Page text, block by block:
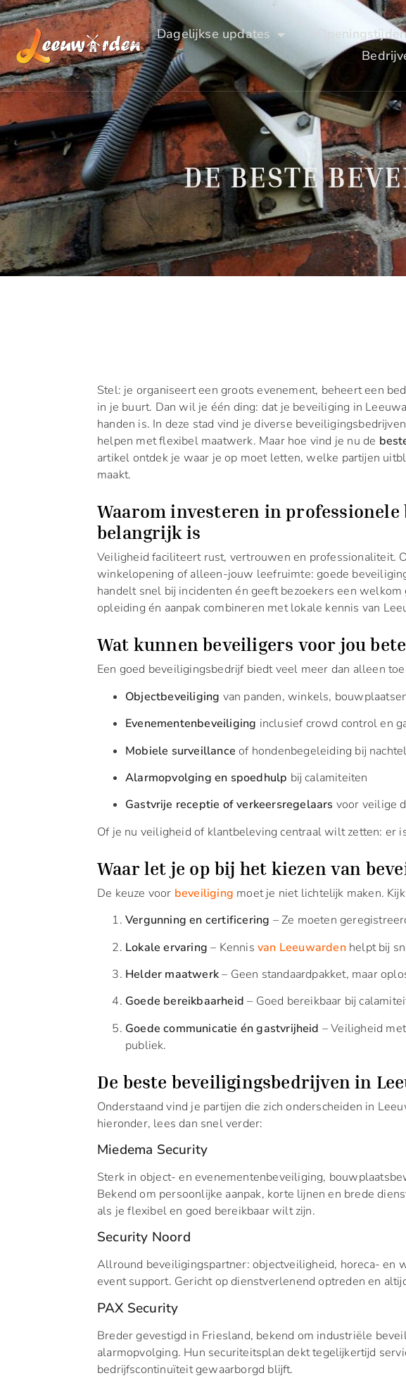
Dagelijkse updates
DE BESTE
Stel: je organiseert een groots evenement, beheert een
in je buurt. Dan wil je één ding: dat je beveiliging in
handen is. In deze stad vind je diverse
helpen met flexibel maatwerk. Maar hoe vind je nu de
artikel ontdek je waar je op moet letten, welke partijen
maakt.
Waarom investeren in professionele
belangrijk is
Veiligheid faciliteert rust, vertrouwen en professionaliteit.
winkelopening of alleen-jouw leefruimte: goede
handelt snel bij incidenten én geeft bezoekers een
opleiding én aanpak combineren met lokale kennis van
Wat kunnen beveiligers voor jou
Een goed beveiligingsbedrijf biedt veel meer dan alleen
Objectbeveiliging van panden, winkels,
Evenementenbeveiliging inclusief crowd control en
Mobiele surveillance of hondenbegeleiding bij
Alarmopvolging en spoedhulp bij calamiteiten
Gastvrije receptie of verkeersregelaars voor veilige
Of je nu veiligheid of klantbeleving centraal wilt zetten: er
Waar let je op bij het kiezen van
De keuze voor beveiliging moet je niet lichte­lijk maken.
Vergunning en certificering – Ze moeten
Lokale ervaring – Kennis van Leeuwardenhelpt bij
Helder maatwerk– Geen standaardpakket, maar
Goede bereikbaarheid – Goed bereikbaar bij
Goede communicatie én gastvrijheid – Veiligheid
publiek.
De beste beveiligingsbedrijven in
Onderstaand vind je partijen die zich onderscheiden in
hieronder, lees dan snel verder:
Miedema Security
Sterk in object- en evenementenbeveiliging,
Bekend om persoonlijke aanpak, korte lijnen en brede
als je flexibel en goed bereikbaar wilt zijn.
Security Noord
Allround beveiligingspartner: objectveiligheid, horeca- en
event support. Gericht op dienstverlenend optreden en
PAX Security
Breder gevestigd in Friesland, bekend om industriële
alarmopvolging. Hun securiteitsplan dekt tegelijkertijd
bedrijfscontinuïteit gewaarborgd blijft.